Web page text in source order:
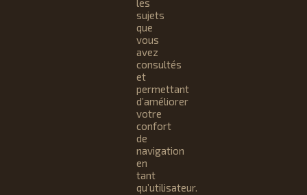
les
sujets
que
vous
avez
consultés
et
permettant
d’améliorer
votre
confort
de
navigation
en
tant
qu’utilisateur.